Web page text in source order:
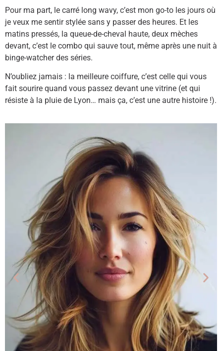
Pour ma part, le carré long wavy, c’est mon go-to les jours où
je veux me sentir stylée sans y passer des heures. Et les
matins pressés, la queue-de-cheval haute, deux mèches
devant, c’est le combo qui sauve tout, même après une nuit à
binge-watcher des séries.
N’oubliez jamais : la meilleure coiffure, c’est celle qui vous
fait sourire quand vous passez devant une vitrine (et qui
résiste à la pluie de Lyon… mais ça, c’est une autre histoire !).